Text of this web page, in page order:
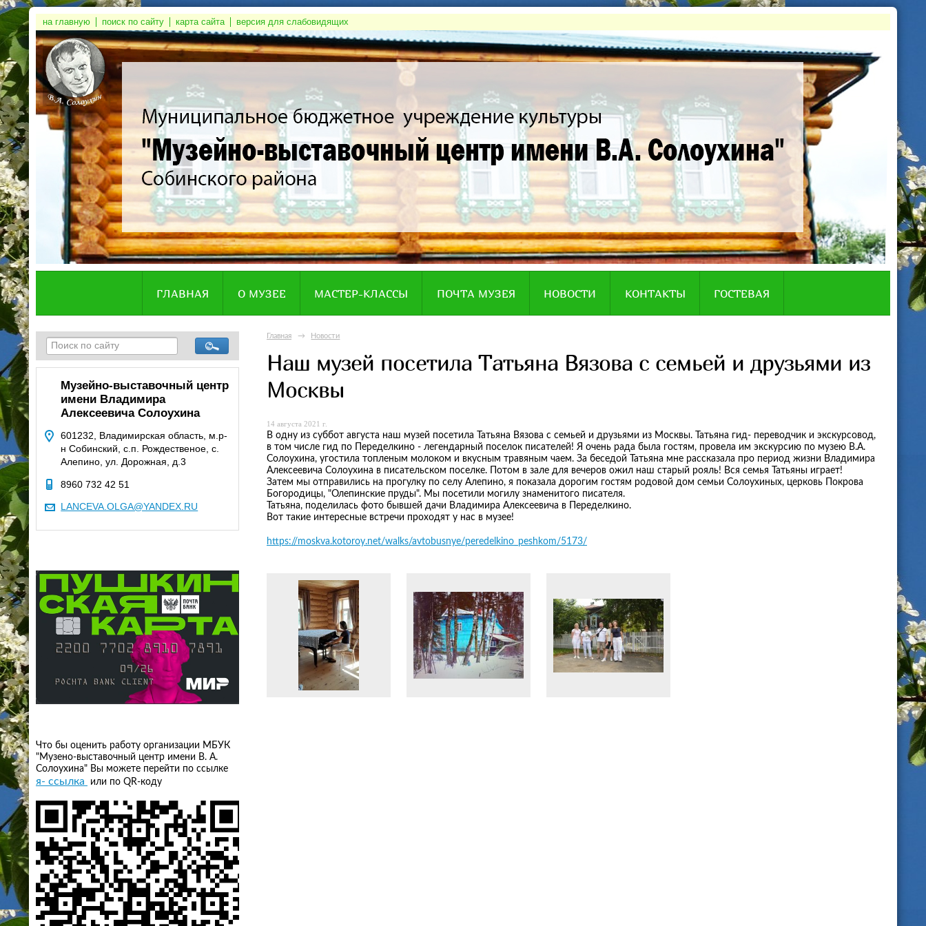
на главную поиск по сайту карта сайта версия для слабовидящих
ГЛАВНАЯ О МУЗЕЕ МАСТЕР-КЛАССЫ ПОЧТА МУЗЕЯ НОВОСТИ КОНТАКТЫ ГОСТЕВАЯ
Музейно-выставочный центр
имени Владимира
Алексеевича Солоухина
601232, Владимирская область, м.р-
н Собинский, с.п. Рождественое, с.
Алепино, ул. Дорожная, д.3
8960 732 42 51
LANCEVA.OLGA@YANDEX.RU
Что бы оценить работу организации МБУК
"Музено-выставочный центр имени В. А.
Солоухина" Вы можете перейти по ссылке
я- ссылка или по QR-коду
Главная → Новости
Наш музей посетила Татьяна Вязова с семьей и друзьями из
Москвы
14 августа 2021 г.
В одну из суббот августа наш музей посетила Татьяна Вязова с семьей и друзьями из Москвы. Татьяна гид- переводчик и экскурсовод,
в том числе гид по Переделкино - легендарный поселок писателей! Я очень рада была гостям, провела им экскурсию по музею В.А.
Солоухина, угостила топленым молоком и вкусным травяным чаем. За беседой Татьяна мне рассказала про период жизни Владимира
Алексеевича Солоухина в писательском поселке. Потом в зале для вечеров ожил наш старый рояль! Вся семья Татьяны играет!
Затем мы отправились на прогулку по селу Алепино, я показала дорогим гостям родовой дом семьи Солоухиных, церковь Покрова
Богородицы, "Олепинские пруды". Мы посетили могилу знаменитого писателя.
Татьяна, поделилась фото бывшей дачи Владимира Алексеевича в Переделкино.
Вот такие интересные встречи проходят у нас в музее!
https://moskva.kotoroy.net/walks/avtobusnye/peredelkino_peshkom/5173/